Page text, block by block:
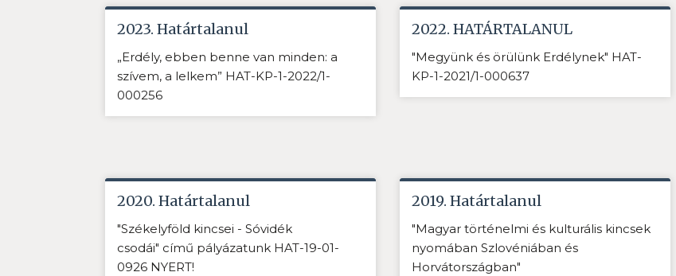
2023. Határtalanul
„Erdély, ebben benne van minden: a
szívem, a lelkem” HAT-KP-1-2022/1-
000256
2022. HATÁRTALANUL
"Megyünk és örülünk Erdélynek" HAT-
KP-1-2021/1-000637
2020. Határtalanul
"Székelyföld kincsei - Sóvidék
csodái" című pályázatunk HAT-19-01-
0926 NYERT!
2019. Határtalanul
"Magyar történelmi és kulturális kincsek
nyomában Szlovéniában és
Horvátországban"